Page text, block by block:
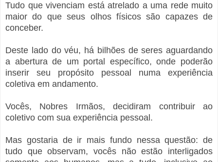
Tudo que vivenciam está atrelado a uma rede muito
maior do que seus olhos físicos são capazes de
conceber.
Deste lado do véu, há bilhões de seres aguardando
a abertura de um portal específico, onde poderão
inserir seu propósito pessoal numa experiência
coletiva em andamento.
Vocês, Nobres Irmãos, decidiram contribuir ao
coletivo com sua experiência pessoal.
Mas gostaria de ir mais fundo nessa questão: de
tudo que observam, vocês não estão interligados